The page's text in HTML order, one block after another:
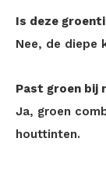
Is deze
Nee, de diepe
Past groen bij
Ja, groen
houttinten.